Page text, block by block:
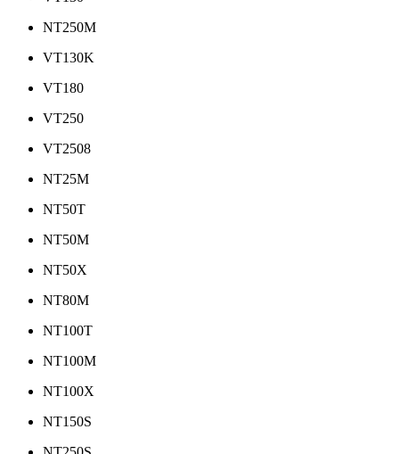
NT250M
VT130K
VT180
VT250
VT2508
NT25M
NT50T
NT50M
NT50X
NT80M
NT100T
NT100M
NT100X
NT150S